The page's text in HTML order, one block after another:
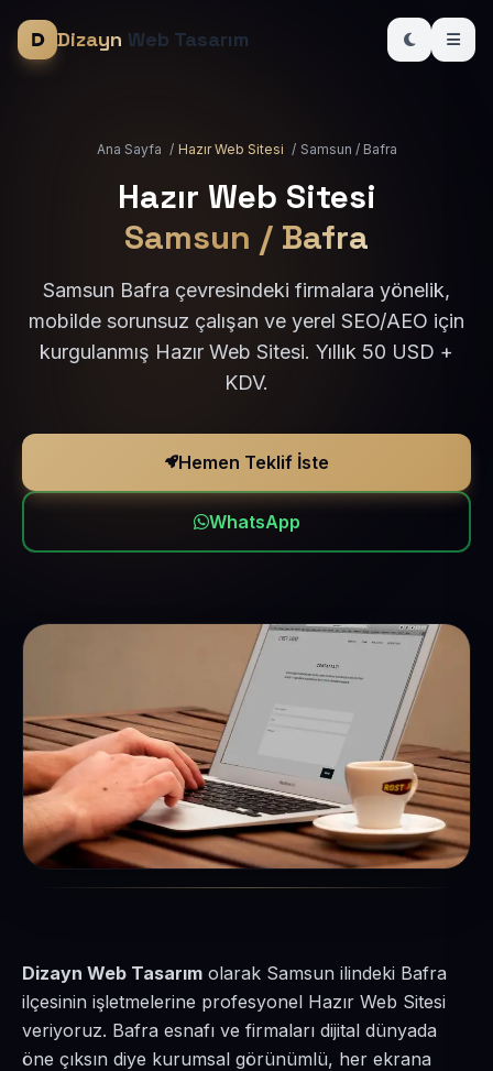
Dizayn Web Tasarım
Ana Sayfa / Hazır Web Sitesi / Samsun / Bafra
Hazır Web Sitesi
Samsun / Bafra
Samsun Bafra çevresindeki firmalara yönelik,
mobilde sorunsuz çalışan ve yerel SEO/AEO için
kurgulanmış Hazır Web Sitesi. Yıllık 50 USD +
KDV.
Hemen Teklif İste
WhatsApp
Dizayn Web Tasarım olarak Samsun ilindeki Bafra
ilçesinin işletmelerine profesyonel Hazır Web Sitesi
veriyoruz. Bafra esnafı ve firmaları dijital dünyada
öne çıksın diye kurumsal görünümlü, her ekrana